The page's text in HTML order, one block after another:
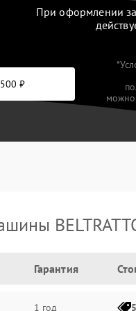
При оформлении
₽
можно
Гарантия
1 год